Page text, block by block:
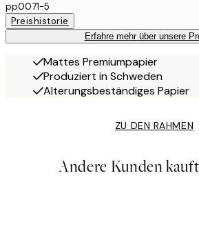
pp0071-5
Preishistorie
Erfahre mehr über unsere
Mattes Premiumpapier
Produziert in Schweden
Alterungsbeständiges Papier
ZU DEN RAHMEN
Andere Kunden